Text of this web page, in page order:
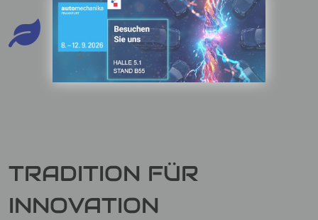
Bis zu
90%
CO2sparen
TRADITION FÜR
INNOVATION